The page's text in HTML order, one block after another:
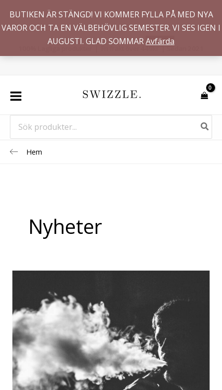
BUTIKEN ÄR STÄNGD! VI KOMMER FYLLA PÅ MED NYA
VAROR OCH TA EN VÄLBEHÖVLIG SEMESTER. VI SES IGEN I
AUGUSTI. GLAD SOMMARAvfärda
innehåll
for:
Hem
Nyheter
prisgaranti
THCA